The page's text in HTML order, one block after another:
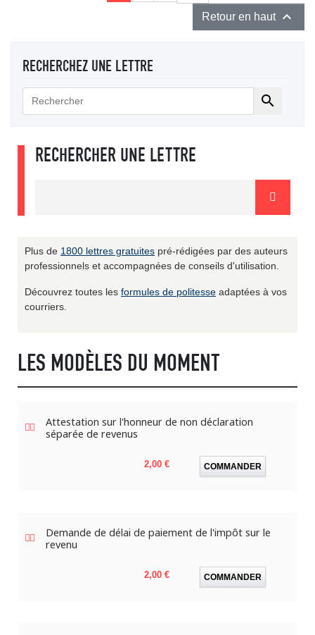
Retour en haut 
RECHERCHEZ UNE LETTRE

RECHERCHER UNE LETTRE
Plus de 1800 lettres gratuites pré-rédigées par des auteurs
professionnels et accompagnées de conseils d'utilisation.
Découvrez toutes les formules de politesse adaptées à vos
courriers.
LES MODÈLES DU MOMENT
Attestation sur l'honneur de non déclaration
séparée de revenus
Prix
2,00 € COMMANDER
Demande de délai de paiement de l'impôt sur le
revenu
Prix
2,00 € COMMANDER